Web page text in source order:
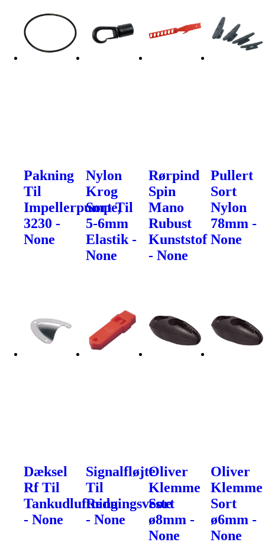
Pakning
Til
Impellerpumpe,
3230 -
None
Nylon
Krog
Sort Til
5-6mm
Elastik -
None
Rørpind
Spin
Mano
Rubust
Kunststof
- None
Pullert
Sort
Nylon
78mm -
None
Dæksel
Rf Til
Tankudluftning
- None
Signalfløjte
Til
Redningsveste
- None
Oliver
Klemme
Sort
ø8mm -
None
Oliver
Klemme
Sort
ø6mm -
None